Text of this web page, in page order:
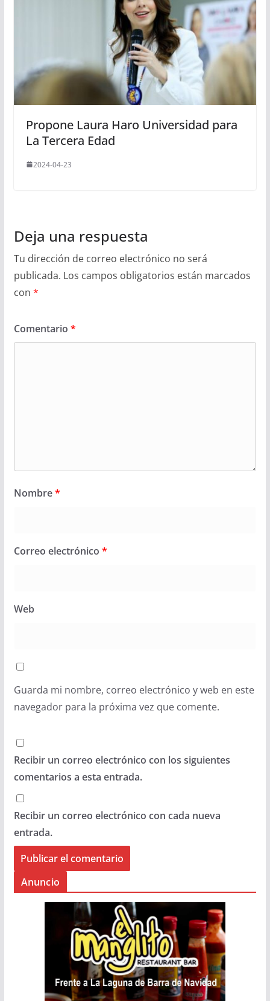
Propone Laura Haro Universidad para
La Tercera Edad
2024-04-23
Deja una respuesta
Tu dirección de correo electrónico no será
publicada. Los campos obligatorios están marcados
con *
Comentario *
Nombre*
Correo electrónico *
Web
Guarda mi nombre, correo electrónico y web en este
navegador para la próxima vez que comente.
Recibir un correo electrónico con los siguientes
comentarios a esta entrada.
Recibir un correo electrónico con cada nueva
entrada.
Anuncio